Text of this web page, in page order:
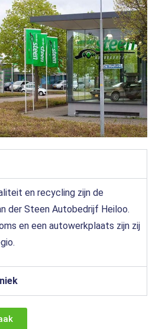
en recycling zijn de
der Steen Autobedrijf Heiloo.
en een autowerkplaats zijn zij